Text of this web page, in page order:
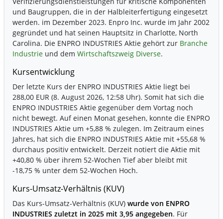
und Baugruppen, die in der Halbleiterfertigung eingesetzt
werden. im Dezember 2023. Enpro Inc. wurde im Jahr 2002
gegründet und hat seinen Hauptsitz in Charlotte, North
Carolina. Die ENPRO INDUSTRIES Aktie gehört zur Branche
Industrie und dem Wirtschaftszweig Diverse.
Kursentwicklung
Der letzte Kurs der ENPRO INDUSTRIES Aktie liegt bei
288,00 EUR (8. August 2026, 12:58 Uhr). Somit hat sich die
ENPRO INDUSTRIES Aktie gegenüber dem Vortag noch
nicht bewegt. Auf einen Monat gesehen, konnte die ENPRO
INDUSTRIES Aktie um +5,88 % zulegen. Im Zeitraum eines
Jahres, hat sich die ENPRO INDUSTRIES Aktie mit +55,68 %
durchaus positiv entwickelt. Derzeit notiert die Aktie mit
+40,80 % über ihrem 52-Wochen Tief aber bleibt mit
-18,75 % unter dem 52-Wochen Hoch.
Kurs-Umsatz-Verhältnis (KUV)
Das Kurs-Umsatz-Verhältnis (KUV) wurde von ENPRO
INDUSTRIES zuletzt in 2025 mit 3,95 angegeben. Für